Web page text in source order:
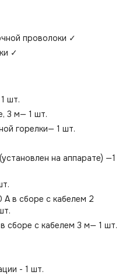
проволоки ✓
✓
шт.
3 м— 1 шт.
горелки— 1 шт.
на аппарате) —1
в сборе с кабелем 2
сборе с кабелем 3 м— 1 шт.
- 1 шт.